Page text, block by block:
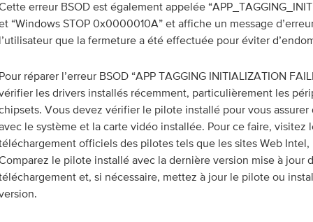
erreur BSOD est également appelée
“Windows STOP 0x0000010A” et affiche un message
que la fermeture a été effectuée pour éviter
réparer l’erreur BSOD “APP TAGGING INITIALIZATION
les drivers installés récemment, particulièrement les
Vous devez vérifier le pilote installé pour vous assurer
le système et la carte vidéo installée. Pour ce faire, visitez
officiels des pilotes tels que les sites Web Intel,
le pilote installé avec la dernière version mise à jour
et, si nécessaire, mettez à jour le pilote ou